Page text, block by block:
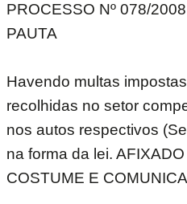
PROCESSO Nº 078/
PAUTA
Havendo multas
recolhidas no setor
nos autos respectivos
na forma da lei.
COSTUME E